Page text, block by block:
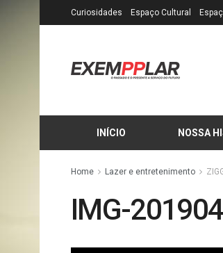
Curiosidades Espaço Cultural
INÍCIO NOSSA
Home Lazer e entretenimento
IMG-